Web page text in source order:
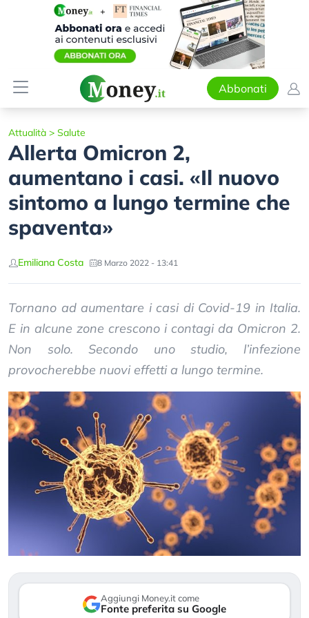
Abbonati
Attualità > Salute
Allerta Omicron 2,
aumentano i casi. «Il nuovo
sintomo a lungo termine che
spaventa»
Emiliana Costa 8 Marzo 2022 - 13:41
Tornano ad aumentare i casi di Covid-19 in Italia.
E in alcune zone crescono i contagi da Omicron 2.
Non solo. Secondo uno studio, l’infezione
provocherebbe nuovi effetti a lungo termine.
Aggiungi Money.it come
Fonte preferita su Google